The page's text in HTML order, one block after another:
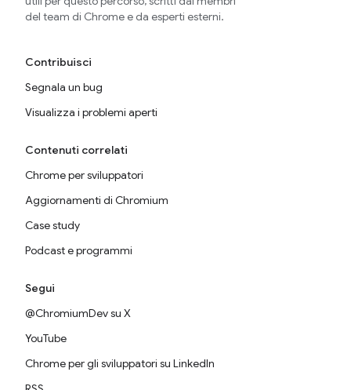
del team di Chrome e da esperti esterni.
Contribuisci
Segnala un bug
Visualizza i problemi aperti
Contenuti correlati
Chrome per sviluppatori
Aggiornamenti di Chromium
Case study
Podcast e programmi
Segui
@ChromiumDev su X
YouTube
Chrome per gli sviluppatori su LinkedIn